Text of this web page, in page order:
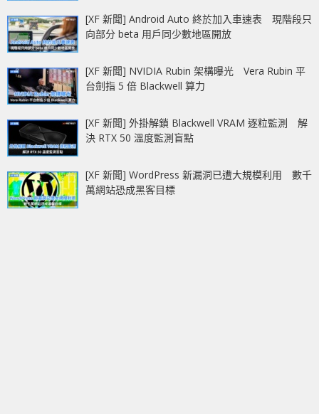
[XF 新聞] Android Auto 終於加入車速表 現階段只
向部分 beta 用戶同少數地區開放
[XF 新聞] NVIDIA Rubin 架構曝光 Vera Rubin 平
台劍指 5 倍 Blackwell 算力
[XF 新聞] 外掛解鎖 Blackwell VRAM 逐粒監測 解
決 RTX 50 溫度監測盲點
[XF 新聞] WordPress 新漏洞已遭大規模利用 數千
萬網站恐成黑客目標